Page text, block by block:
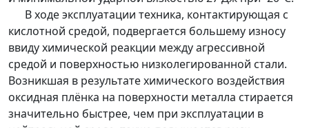
В ходе эксплуатации техника, контактирующая с
кислотной средой, подвергается большему износу
ввиду химической реакции между агрессивной
средой и поверхностью низколегированной стали.
Возникшая в результате химического воздействия
оксидная плёнка на поверхности металла стирается
значительно быстрее, чем при эксплуатации в